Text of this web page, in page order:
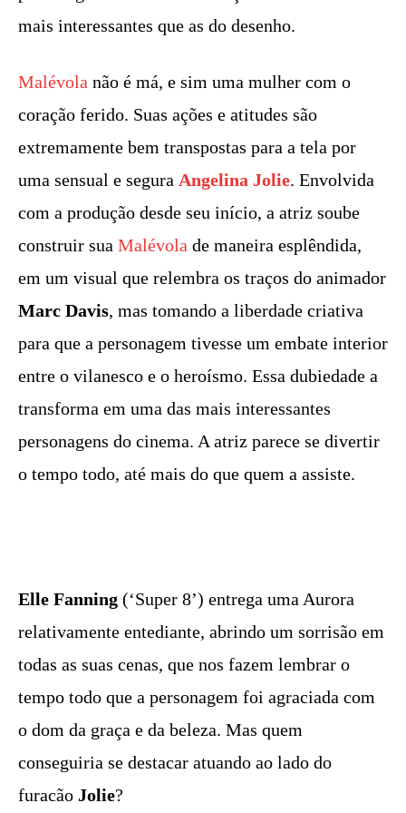
mais interessantes que as do desenho.
Malévola não é má, e sim uma mulher com o
coração ferido. Suas ações e atitudes são
extremamente bem transpostas para a tela por
uma sensual e segura Angelina Jolie. Envolvida
com a produção desde seu início, a atriz soube
construir sua Malévola de maneira esplêndida,
em um visual que relembra os traços do animador
Marc Davis, mas tomando a liberdade criativa
para que a personagem tivesse um embate interior
entre o vilanesco e o heroísmo. Essa dubiedade a
transforma em uma das mais interessantes
personagens do cinema. A atriz parece se divertir
o tempo todo, até mais do que quem a assiste.
Elle Fanning (‘Super 8’) entrega uma Aurora
relativamente entediante, abrindo um sorrisão em
todas as suas cenas, que nos fazem lembrar o
tempo todo que a personagem foi agraciada com
o dom da graça e da beleza. Mas quem
conseguiria se destacar atuando ao lado do
furacão Jolie?